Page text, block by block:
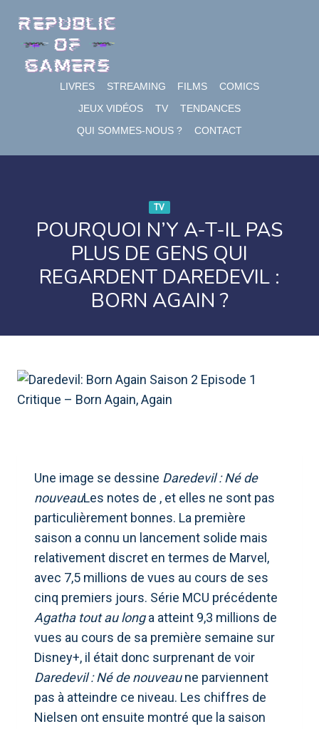
content
LIVRES STREAMING FILMS
COMICS
JEUX VIDÉOS
TV
TENDANCES
QUI SOMMES-NOUS ?
CONTACT
TV
POURQUOI N’Y A-T-IL PAS
PLUS DE GENS QUI
REGARDENT DAREDEVIL :
BORN AGAIN ?
Une image se dessine Daredevil : Né de
nouveauLes notes de , et elles ne sont pas
particulièrement bonnes. La première
saison a connu un lancement solide mais
relativement discret en termes de Marvel,
avec 7,5 millions de vues au cours de ses
cinq premiers jours. Série MCU précédente
Agatha tout au longa atteint 9,3 millions de
vues au cours de sa première semaine sur
Disney+, il était donc surprenant de voir
Daredevil : Né de nouveaune parviennent
pas à atteindre ce niveau. Les chiffres de
Nielsen ont ensuite montré que la saison